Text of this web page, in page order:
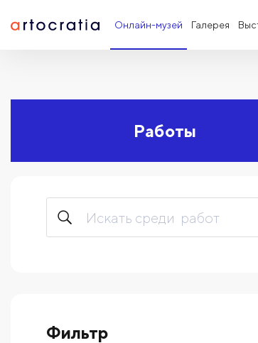
Онлайн-музей Галерея
Работы
Фильтр